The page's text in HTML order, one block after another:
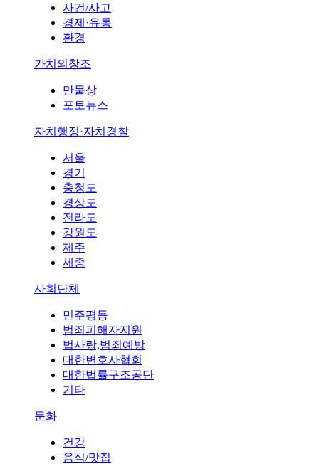
사건/사고
경제·유통
환경
가치의창조
만물상
포토뉴스
자치행정·자치경찰
서울
경기
충청도
경상도
전라도
강원도
제주
세종
사회단체
민주평등
범죄피해자지원
법사랑,범죄예방
대한변호사협회
대한법률구조공단
기타
문화
건강
음식/맛집